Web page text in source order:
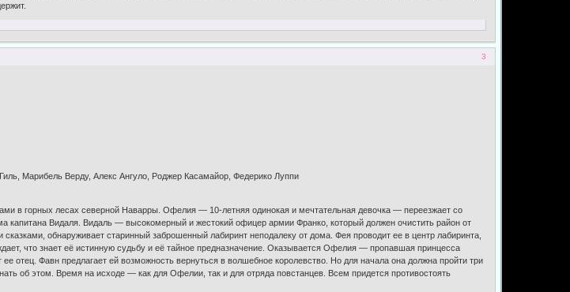
3
Марибель Верду, Алекс Ангуло, Роджер Касамайор, Федерико Луппи
в горных лесах северной Наварры. Офелия — 10-летняя одинокая и мечтательная девочка — переезжает со
капитана Видаля. Видаль — высокомерный и жестокий офицер армии Франко, который должен очистить район от
обнаруживает старинный заброшенный лабиринт неподалеку от дома. Фея проводит ее в центр лабиринта,
что знает её истинную судьбу и её тайное предназначение. Оказывается Офелия — пропавшая принцесса
отец. Фавн предлагает ей возможность вернуться в волшебное королевство. Но для начала она должна пройти три
об этом. Время на исходе — как для Офелии, так и для отряда повстанцев. Всем придется противостоять